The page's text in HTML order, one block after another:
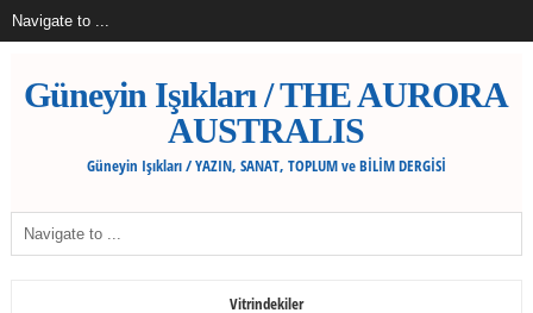
Güneyin Işıkları / THE AURORA
AUSTRALIS
Güneyin Işıkları / YAZIN, SANAT, TOPLUM ve BİLİM DERGİSİ
Vitrindekiler